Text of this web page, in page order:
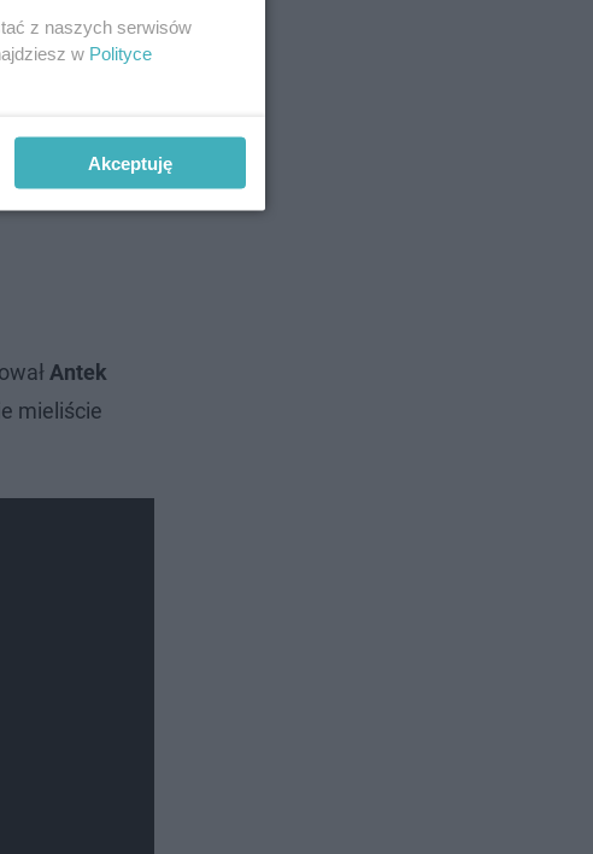
Śpiewali
ta zebrana
Antek
mieliście
z naszych serwisów
w Polityce
Akceptuję